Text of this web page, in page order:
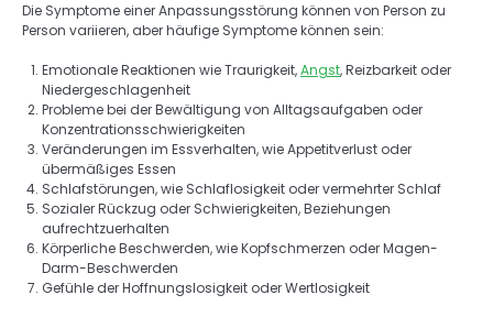
Die Symptome einer Anpassungsstörung können von Person zu
Person variieren, aber häufige Symptome können sein:
Emotionale Reaktionen wie Traurigkeit, Angst, Reizbarkeit oder
Niedergeschlagenheit
Probleme bei der Bewältigung von Alltagsaufgaben oder
Konzentrationsschwierigkeiten
Veränderungen im Essverhalten, wie Appetitverlust oder
übermäßiges Essen
Schlafstörungen, wie Schlaflosigkeit oder vermehrter Schlaf
Sozialer Rückzug oder Schwierigkeiten, Beziehungen
aufrechtzuerhalten
Körperliche Beschwerden, wie Kopfschmerzen oder Magen-
Darm-Beschwerden
Gefühle der Hoffnungslosigkeit oder Wertlosigkeit